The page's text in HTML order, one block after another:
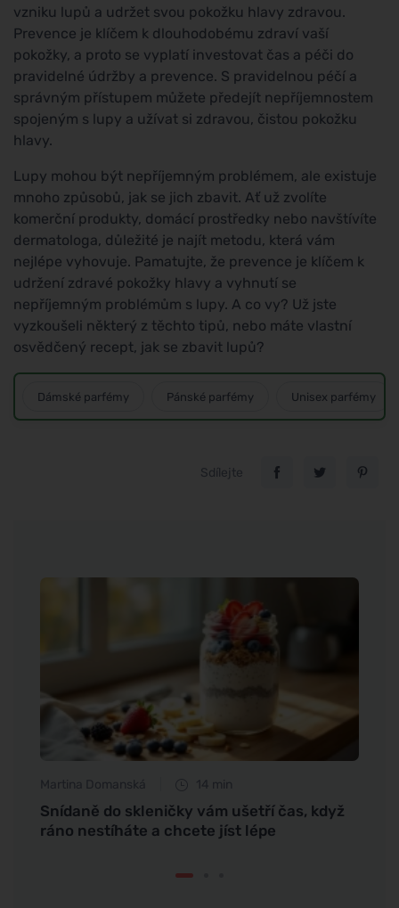
vzniku lupů a udržet svou pokožku hlavy zdravou.
Prevence je klíčem k dlouhodobému zdraví vaší
pokožky, a proto se vyplatí investovat čas a péči do
pravidelné údržby a prevence. S pravidelnou péčí a
správným přístupem můžete předejít nepříjemnostem
spojeným s lupy a užívat si zdravou, čistou pokožku
hlavy.
Lupy mohou být nepříjemným problémem, ale existuje
mnoho způsobů, jak se jich zbavit. Ať už zvolíte
komerční produkty, domácí prostředky nebo navštívíte
dermatologa, důležité je najít metodu, která vám
nejlépe vyhovuje. Pamatujte, že prevence je klíčem k
udržení zdravé pokožky hlavy a vyhnutí se
nepříjemným problémům s lupy. A co vy? Už jste
vyzkoušeli některý z těchto tipů, nebo máte vlastní
osvědčený recept, jak se zbavit lupů?
Dámské parfémy Pánské parfémy Unisex parfémy
Sdílejte
Martina Domanská 14 min
Snídaně do skleničky vám ušetří čas, když
ráno nestíháte a chcete jíst lépe